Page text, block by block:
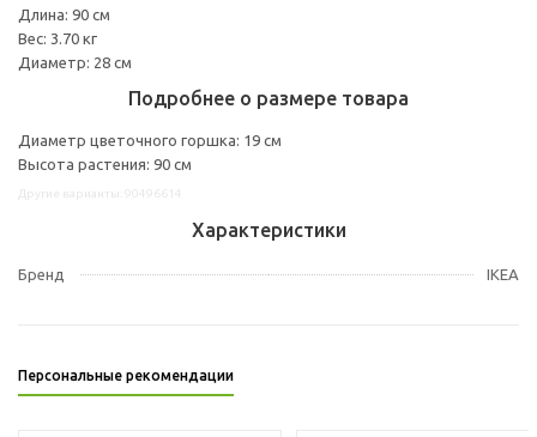
Длина: 90 см
Вес: 3.70 кг
Диаметр: 28 см
Подробнее о размере товара
Диаметр цветочного горшка: 19 см
Высота растения: 90 см
Характеристики
Бренд IKEA
Персональные рекомендации